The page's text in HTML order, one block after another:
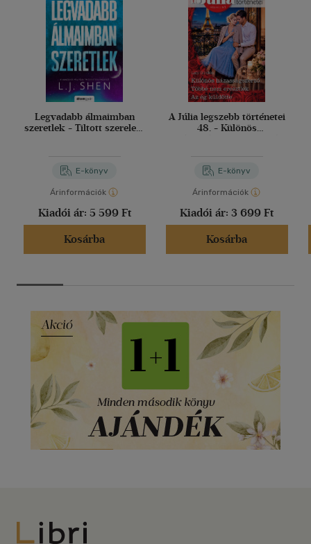
Legvadabb álmaimban
szeretlek - Tiltott szerelem
E-könyv
Árinformációk
Kiadói ár: 5 599 Ft
Kosárba
A Júlia legszebb történetei
48. - Különös
E-könyv
Árinformációk
Kiadói ár: 3 699 Ft
Kosárba
Libri